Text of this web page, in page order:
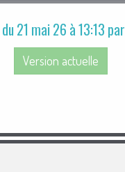
21 mai 26 à 13:13
Version actuelle